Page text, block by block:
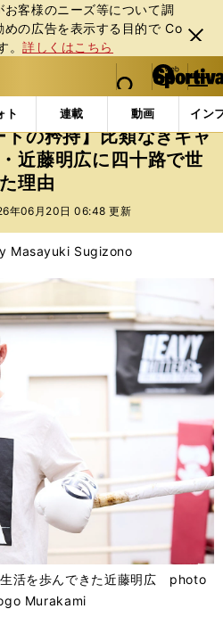
客様のニーズ等について調
の広告を表⽰する⽬的で Co
。詳しくはこちら
閉じ
る
web Sportiva (webスポルティーバ)
検索
マイペ
ー
ジ
メニュ
ト 連載 動画 イン
格闘技 ボクシング 【40
の矜持】比類なきキャ
近藤明広に四十路で世
理由
年06月20日 06:48 更新
Masayuki Sugizono
活を歩んできた近藤明広 photo
Murakami